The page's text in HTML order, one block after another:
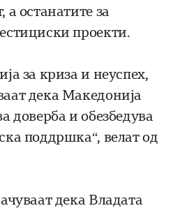
останатите за
проекти.
за криза и неуспех,
дека Македонија
доверба и обезбедува
поддршка“, велат од
дека Владата